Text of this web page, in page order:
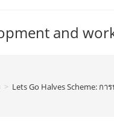
and
> Lets Go Halves Scheme: